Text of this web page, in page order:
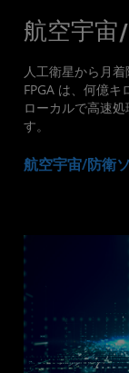
航空宇宙
人工衛星から月
FPGA は、何億
ローカルで高速
す。
航空宇宙/防衛